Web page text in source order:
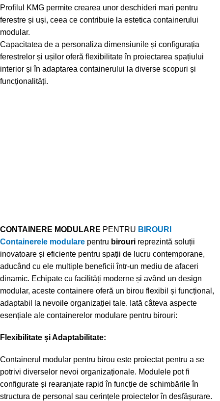
Profilul KMG permite crearea unor deschideri mari pentru
ferestre și uși, ceea ce contribuie la estetica containerului
modular.
Capacitatea de a personaliza dimensiunile și configurația
ferestrelor și ușilor oferă flexibilitate în proiectarea spațiului
interior și în adaptarea containerului la diverse scopuri și
funcționalități.
CONTAINERE MODULARE PENTRU BIROURI
Containerele modulare pentru birouri reprezintă soluții
inovatoare și eficiente pentru spații de lucru contemporane,
aducând cu ele multiple beneficii într-un mediu de afaceri
dinamic. Echipate cu facilități moderne și având un design
modular, aceste containere oferă un birou flexibil și funcțional,
adaptabil la nevoile organizației tale. Iată câteva aspecte
esențiale ale containerelor modulare pentru birouri:
Flexibilitate și Adaptabilitate:
Containerul modular pentru birou este proiectat pentru a se
potrivi diverselor nevoi organizaționale. Modulele pot fi
configurate și rearanjate rapid în funcție de schimbările în
structura de personal sau cerințele proiectelor în desfășurare.